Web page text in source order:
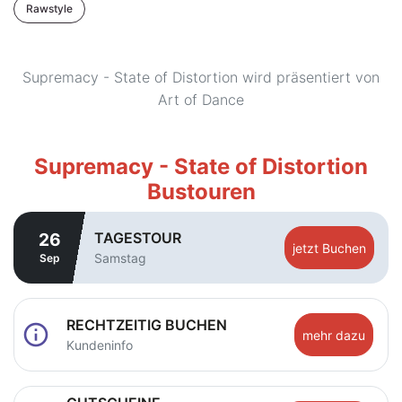
Rawstyle
Supremacy - State of Distortion wird präsentiert von
Art of Dance
Supremacy - State of Distortion
Bustouren
26
Sep
TAGESTOUR
Samstag
jetzt Buchen
info RECHTZEITIG BUCHEN
Kundeninfo
mehr dazu